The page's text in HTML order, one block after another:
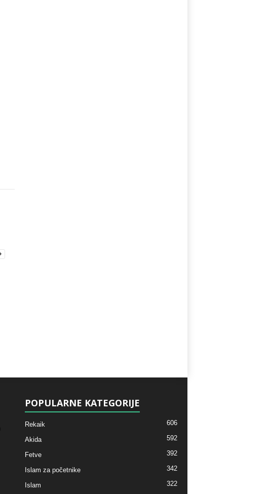
POPULARNE KATEGORIJE
Rekaik 606
Akida 592
Fetve 392
Islam za početnike 342
Islam 322